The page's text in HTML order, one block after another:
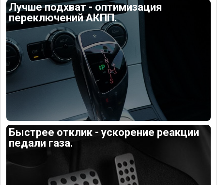
Лучше подхват - оптимизация
переключений АКПП.
Быстрее отклик - ускорение реакции
педали газа.